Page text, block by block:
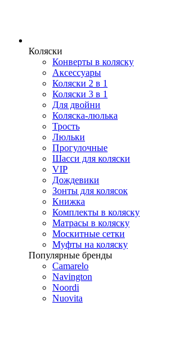
Коляски
Конверты в коляску
Аксессуары
Коляски 2 в 1
Коляски 3 в 1
Для двойни
Коляска-люлька
Трость
Люльки
Прогулочные
Шасси для коляски
VIP
Дождевики
Зонты для колясок
Книжка
Комплекты в коляску
Матрасы в коляску
Москитные сетки
Муфты на коляску
Популярные бренды
Camarelo
Navington
Noordi
Nuovita